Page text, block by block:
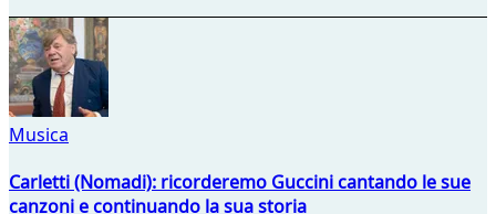
Musica
Carletti (Nomadi): ricorderemo Guccini cantando le sue
canzoni e continuando la sua storia